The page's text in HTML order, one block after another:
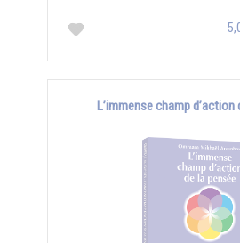
L’immense champ d’action